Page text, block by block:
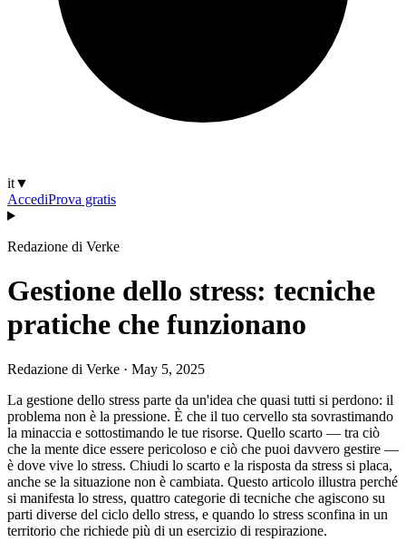
it▼
AccediProva gratis
Redazione di Verke
Gestione dello stress: tecniche
pratiche che funzionano
Redazione di Verke · May 5, 2025
La gestione dello stress parte da un'idea che quasi tutti si perdono: il
problema non è la pressione. È che il tuo cervello sta sovrastimando
la minaccia e sottostimando le tue risorse. Quello scarto — tra ciò
che la mente dice essere pericoloso e ciò che puoi davvero gestire —
è dove vive lo stress. Chiudi lo scarto e la risposta da stress si placa,
anche se la situazione non è cambiata. Questo articolo illustra perché
si manifesta lo stress, quattro categorie di tecniche che agiscono su
parti diverse del ciclo dello stress, e quando lo stress sconfina in un
territorio che richiede più di un esercizio di respirazione.